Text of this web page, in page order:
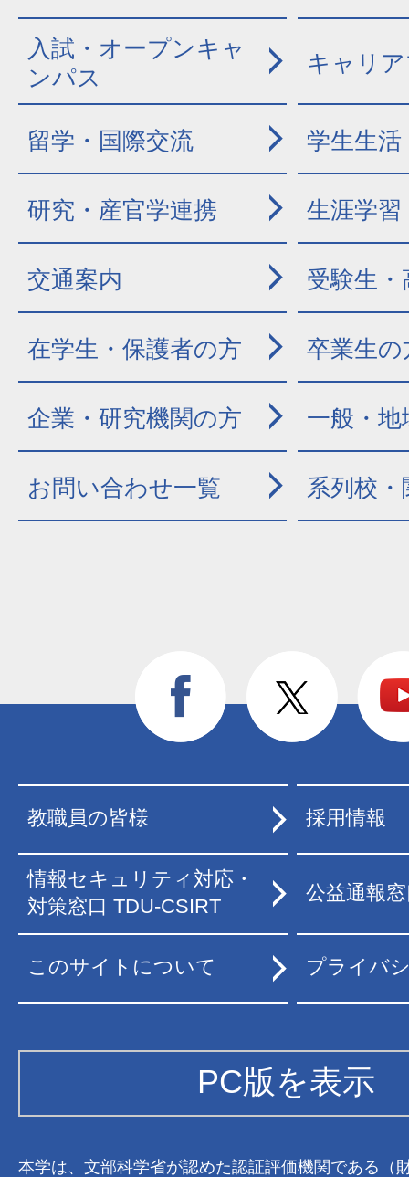
入試・オープンキャ
ンパス
キャリ
留学・国際交流 学生生活
研究・産官学連携 生涯学習
交通案内 受験生
在学生・保護者の方 卒業生の
企業・研究機関の方 一般・地
お問い合わせ一覧 系列校
教職員の皆様 採用情報
情報セキュリティ対応・
対策窓口 TDU-CSIRT
公益通報
このサイトについて プライバ
PC版を表示
本学は、文部科学省が認めた認証評価機関である（